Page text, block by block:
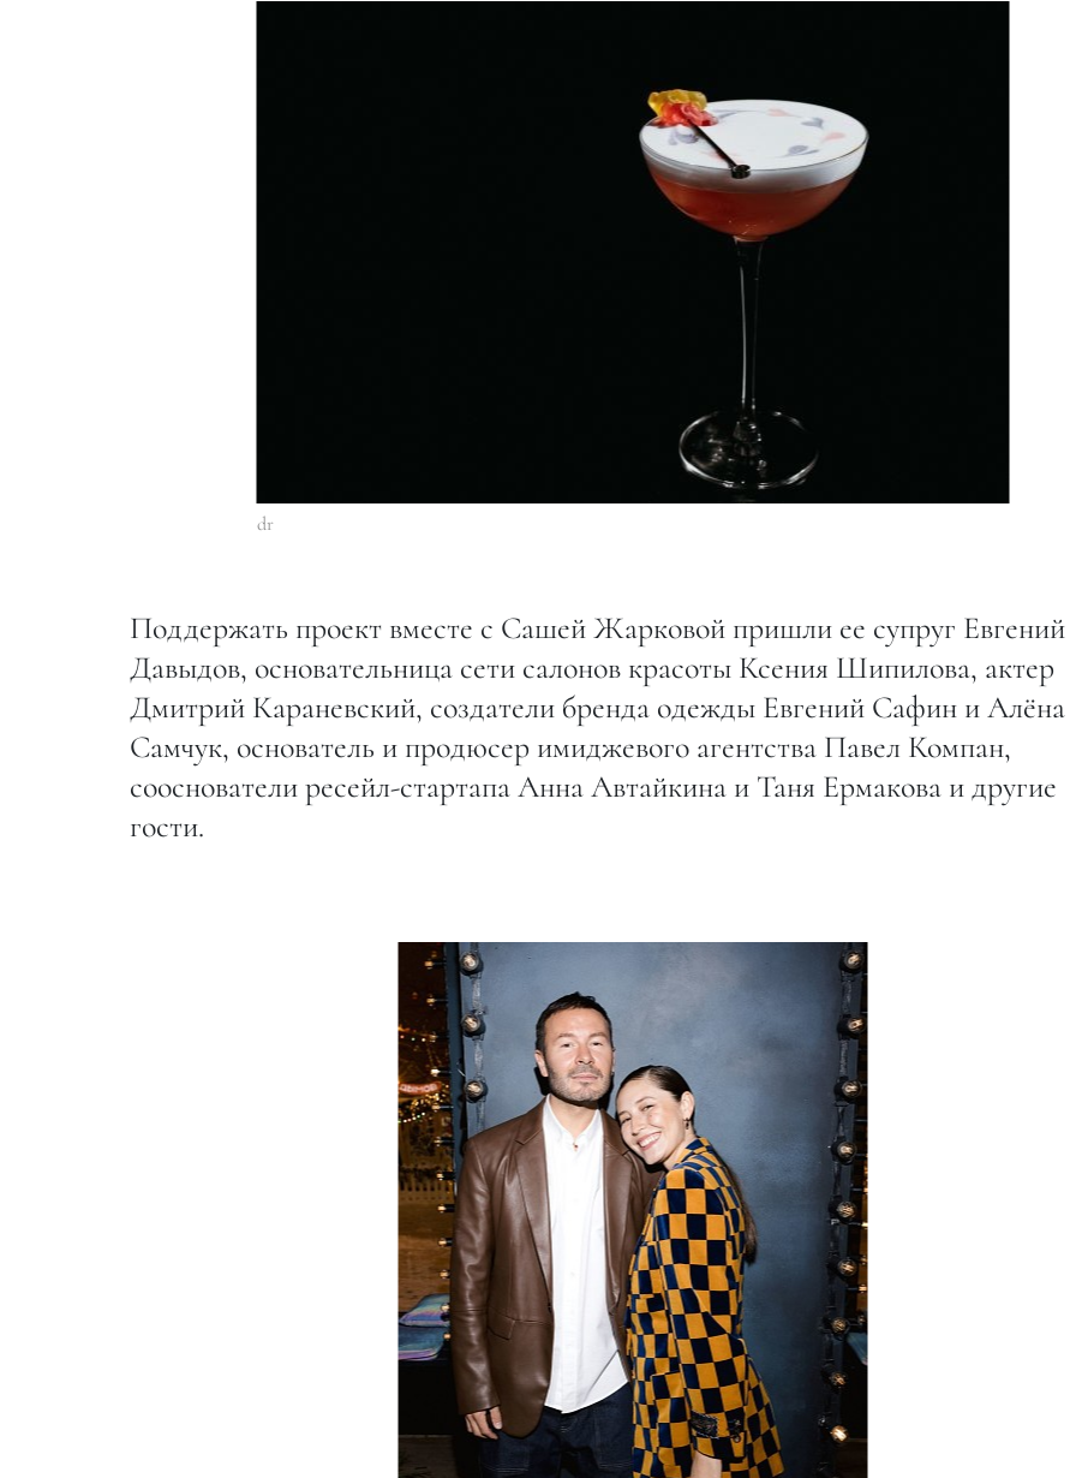
dr
Поддержать проект вместе с Сашей Жарковой пришли ее супруг Евгений
Давыдов, основательница сети салонов красоты Ксения Шипилова, актер
Дмитрий Караневский, создатели бренда одежды Евгений Сафин и Алёна
Самчук, основатель и продюсер имиджевого агентства Павел Компан,
сооснователи ресейл-стартапа Анна Автайкина и Таня Ермакова и другие
гости.